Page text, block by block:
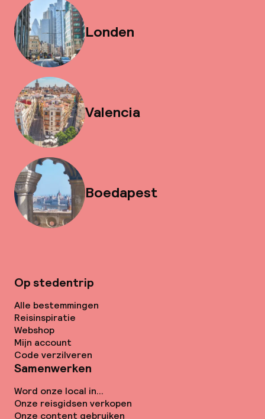
Londen
Valencia
Boedapest
Op stedentrip
Alle bestemmingen
Reisinspiratie
Webshop
Mijn account
Code verzilveren
Samenwerken
Word onze local in...
Onze reisgidsen verkopen
Onze content gebruiken